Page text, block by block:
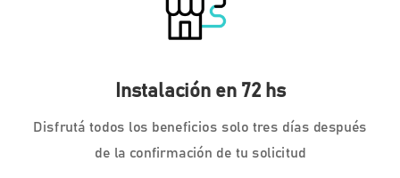
Instalación en 72 hs
Disfrutá todos los beneficios solo tres días después
de la confirmación de tu solicitud